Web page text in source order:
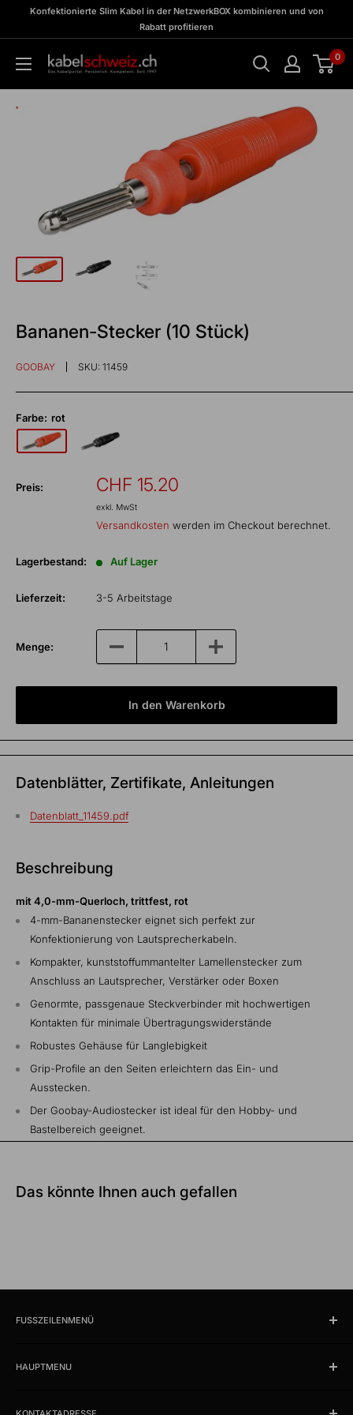
zu
BOX
Konfektionierte Slim Kabel in der NetzwerkBOX kombinieren und von
Rabatt profitieren
kabelschweiz 0
Bananen-Stecker (10 Stück)
GOOBAY SKU: 11459
Farbe: rot
Preis: Sonderpreis
CHF 15.20
exkl. MwSt
Versandkosten werden im Checkout berechnet.
Lagerbestand: Auf Lager
Lieferzeit: 3-5 Arbeitstage
Menge:
In den Warenkorb
Datenblätter, Zertifikate, Anleitungen
Datenblatt_11459.pdf
Beschreibung
mit 4,0-mm-Querloch, trittfest, rot
4-mm-Bananenstecker eignet sich perfekt zur
Konfektionierung von Lautsprecherkabeln.
Kompakter, kunststoffummantelter Lamellenstecker zum
Anschluss an Lautsprecher, Verstärker oder Boxen
Genormte, passgenaue Steckverbinder mit hochwertigen
Kontakten für minimale Übertragungswiderstände
Robustes Gehäuse für Langlebigkeit
Grip-Profile an den Seiten erleichtern das Ein- und
Ausstecken.
Der Goobay-Audiostecker ist ideal für den Hobby- und
Bastelbereich geeignet.
Das könnte Ihnen auch gefallen
FUSSZEILENMENÜ
Öffnungszeiten und Lokalität
HAUPTMENU